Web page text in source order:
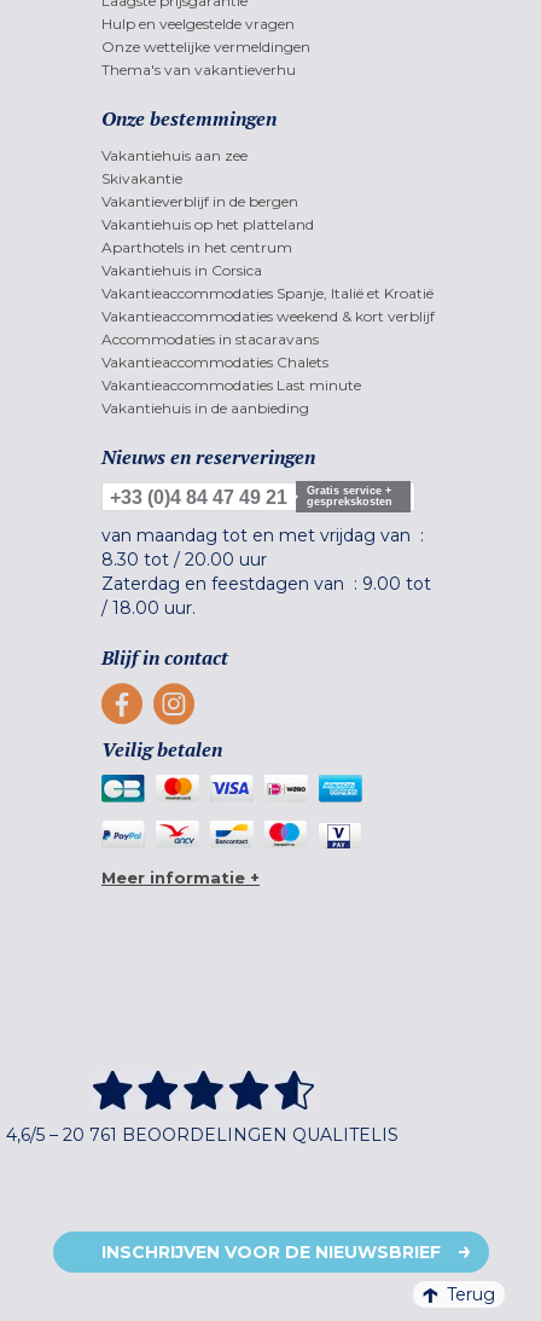
Hulp en veelgestelde vragen
Onze wettelijke vermeldingen
Thema's van vakantieverhu
Onze bestemmingen
Vakantiehuis aan zee
Skivakantie
Vakantieverblijf in de bergen
Vakantiehuis op het platteland
Aparthotels in het centrum
Vakantiehuis in Corsica
Vakantieaccommodaties Spanje, Italië et Kroatië
Vakantieaccommodaties weekend & kort verblijf
Accommodaties in stacaravans
Vakantieaccommodaties Chalets
Vakantieaccommodaties Last minute
Vakantiehuis in de aanbieding
Nieuws en reserveringen
+33 (0)4 84 47 49 21
Gratis service +
gesprekskosten
van maandag tot en met vrijdag van :
8.30 tot / 20.00 uur
Zaterdag en feestdagen van : 9.00 tot
/ 18.00 uur.
Blijf in contact
Veilig betalen
Meer informatie +
4,6/5 – 20 761 BEOORDELINGEN QUALITELIS
INSCHRIJVEN VOOR DE NIEUWSBRIEF
Terug